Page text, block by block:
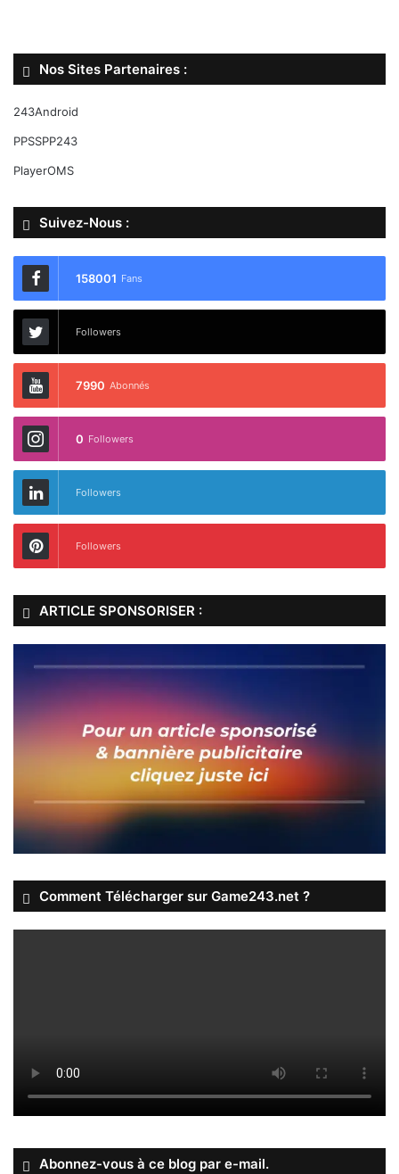
Nos Sites Partenaires :
243Android
PPSSPP243
PlayerOMS
Suivez-Nous :
158001 Fans
Followers
7990 Abonnés
0 Followers
Followers
Followers
ARTICLE SPONSORISER :
Comment Télécharger sur Game243.net ?
Abonnez-vous à ce blog par e-mail.